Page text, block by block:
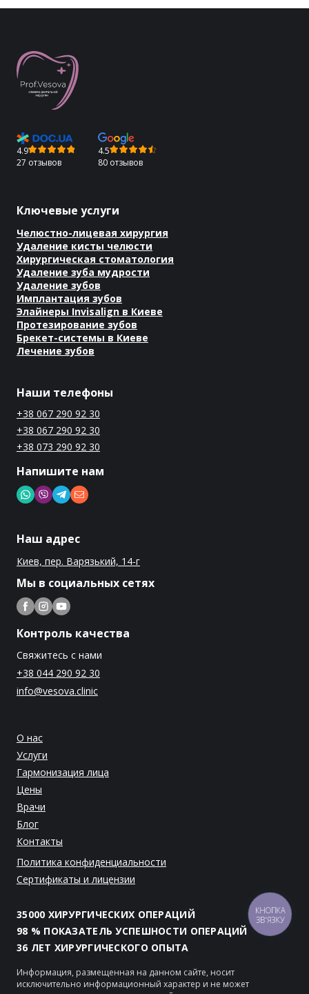
4.9
27 отзывов
4.5
80 отзывов
Ключевые услуги
Челюстно-лицевая хирургия
Удаление кисты челюсти
Хирургическая стоматология
Удаление зуба мудрости
Удаление зубов
Имплантация зубов
Элайнеры Invisalign в Киеве
Протезирование зубов
Брекет-системы в Киеве
Лечение зубов
Наши телефоны
+38 067 290 92 30
+38 067 290 92 30
+38 073 290 92 30
Напишите нам
Наш адрес
Киев, пер. Варязький, 14-г
Мы в социальных сетях
Контроль качества
Свяжитесь с нами
+38 044 290 92 30
info@vesova.clinic
О нас
Услуги
Гармонизация лица
Цены
Врачи
Блог
Контакты
Политика конфиденциальности
Сертификаты и лицензии
35000 ХИРУРГИЧЕСКИХ ОПЕРАЦИЙ
98 % ПОКАЗАТЕЛЬ УСПЕШНОСТИ ОПЕРАЦИЙ
36 ЛЕТ ХИРУРГИЧЕСКОГО ОПЫТА
Информация, размещенная на данном сайте, носит
исключительно информационный характер и не может
КНОПКА
ЗВ'ЯЗКУ